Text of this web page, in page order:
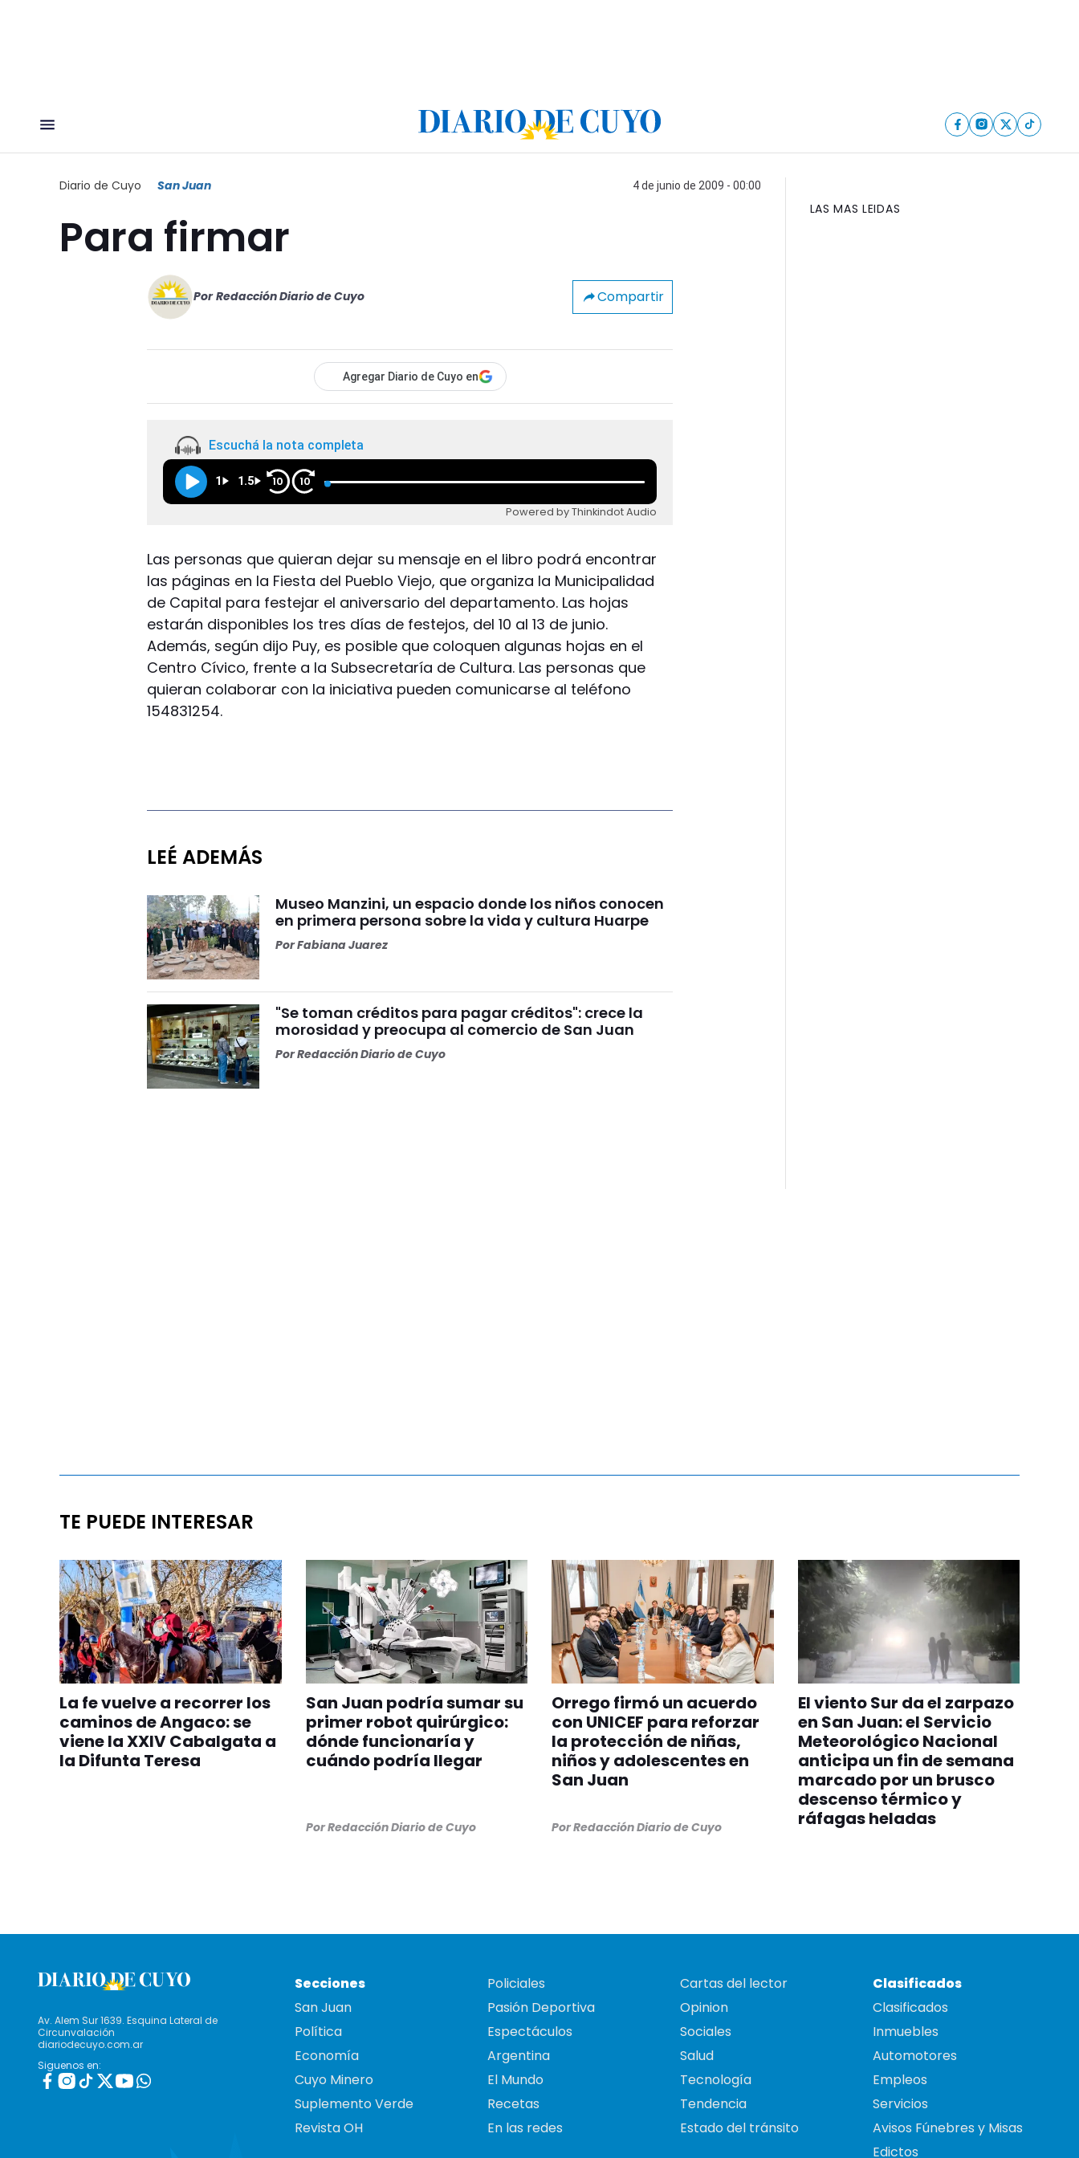
Diario de Cuyo San Juan 4 de junio de 2009 - 00:00
Para firmar
Por Redacción Diario de Cuyo Compartir
Agregar Diario de Cuyo en
Escuchá la nota completa
1 1.5 10 10
Powered by Thinkindot Audio
Las personas que quieran dejar su mensaje en el libro podrá encontrar
las páginas en la Fiesta del Pueblo Viejo, que organiza la Municipalidad
de Capital para festejar el aniversario del departamento. Las hojas
estarán disponibles los tres días de festejos, del 10 al 13 de junio.
Además, según dijo Puy, es posible que coloquen algunas hojas en el
Centro Cívico, frente a la Subsecretaría de Cultura. Las personas que
quieran colaborar con la iniciativa pueden comunicarse al teléfono
154831254.
LEÉ ADEMÁS
Museo Manzini, un espacio donde los niños conocen
en primera persona sobre la vida y cultura Huarpe
PorFabiana Juarez
"Se toman créditos para pagar créditos": crece la
morosidad y preocupa al comercio de San Juan
PorRedacción Diario de Cuyo
LAS MAS LEIDAS
TE PUEDE INTERESAR
La fe vuelve a recorrer los
caminos de Angaco: se
viene la XXIV Cabalgata a
la Difunta Teresa
San Juan podría sumar su
primer robot quirúrgico:
dónde funcionaría y
cuándo podría llegar
PorRedacción Diario de Cuyo
Orrego firmó un acuerdo
con UNICEF para reforzar
la protección de niñas,
niños y adolescentes en
San Juan
PorRedacción Diario de Cuyo
El viento Sur da el zarpazo
en San Juan: el Servicio
Meteorológico Nacional
anticipa un fin de semana
marcado por un brusco
descenso térmico y
ráfagas heladas
Av. Alem Sur 1639. Esquina Lateral de
Circunvalación
diariodecuyo.com.ar
Siguenos en:
Secciones
San Juan
Política
Economía
Cuyo Minero
Suplemento Verde
Revista OH
Policiales
Pasión Deportiva
Espectáculos
Argentina
El Mundo
Recetas
En las redes
Cartas del lector
Opinion
Sociales
Salud
Tecnología
Tendencia
Estado del tránsito
Clasificados
Clasificados
Inmuebles
Automotores
Empleos
Servicios
Avisos Fúnebres y Misas
Edictos